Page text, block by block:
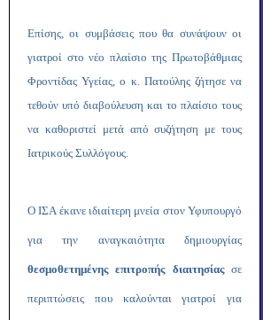
Επίσης, οι συμβάσεις που θα συνάψουν οι
γιατροί στο νέο πλαίσιο της Πρωτοβάθμιας
Φροντίδας Υγείας, ο κ. Πατούλης ζήτησε να
τεθούν υπό διαβούλευση και το πλαίσιο τους
να καθοριστεί μετά από συζήτηση με τους
Ιατρικούς Συλλόγους.
Ο ΙΣΑ έκανε ιδιαίτερη μνεία στον Υφυπουργό
για την αναγκαιότητα δημιουργίας
θεσμοθετημένης επιτροπής διαιτησίαςσε
περιπτώσεις που καλούνται γιατροί για